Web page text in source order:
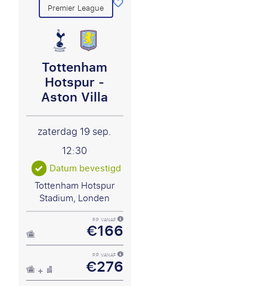
Premier League
Tottenham
Hotspur -
Aston Villa
zaterdag 19 sep.
12:30
Datum bevestigd
Tottenham Hotspur
Stadium, Londen
P.P. VANAF
€166
P.P. VANAF
€276